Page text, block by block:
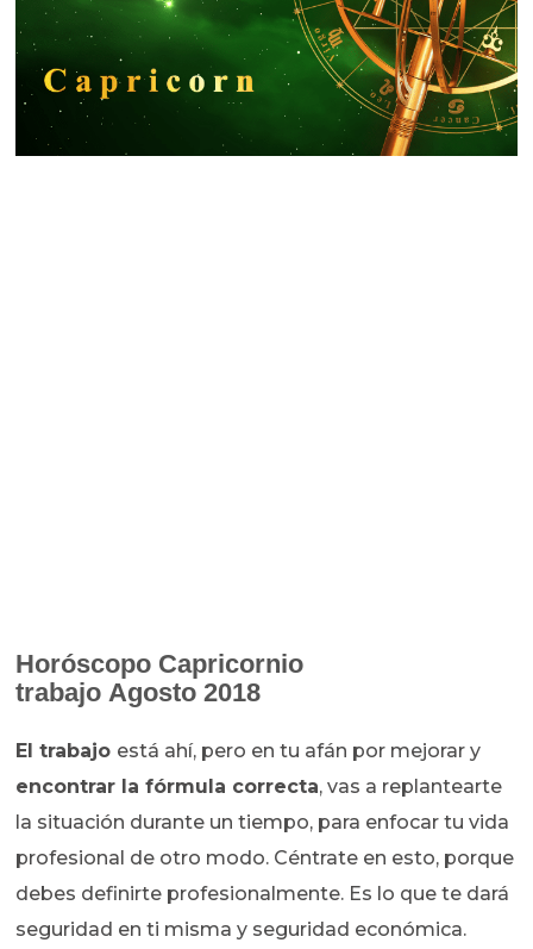
Horóscopo Capricornio
trabajo Agosto 2018
El trabajo está ahí, pero en tu afán por mejorar y
encontrar la fórmula correcta, vas a replantearte
la situación durante un tiempo, para enfocar tu vida
profesional de otro modo. Céntrate en esto, porque
debes definirte profesionalmente. Es lo que te dará
seguridad en ti misma y seguridad económica.